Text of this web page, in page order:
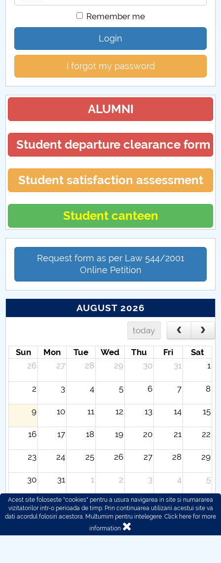
Sesiuni stiintifice studentesti
Master
Orar studenți
Remember me
Login
I forgot my password
ALUMNI
Student departure clearance form
Student satisfaction assessment
Student canteen
Request form as per Law 544/2001
Online Petition
AUGUST 2026
today
Sun Mon Tue Wed Thu Fri
Sat
26
27 28 29 30 31 1
2 3 4 5 6 7 8
9 10 11 12 13 14 15
16 17 18 19 20 21 22
23 24 25 26 27 28 29
30 31 1 2 3 4 5
Acest site foloseste "cookies" pentru a usura navigarea in site si numararea
vizitatorilor intr-o perioada de timp. Prin continuarea utilizarii acestui site va
dati acordul folosiri acestora. Multumim pentru intelegere. Click here for more
information